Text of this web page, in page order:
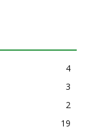
4
3
2
19